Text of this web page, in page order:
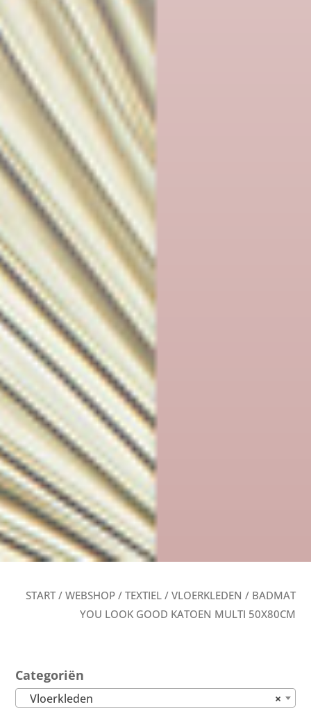
START/ WEBSHOP/ TEXTIEL/ VLOERKLEDEN / BADMAT
YOU LOOK GOOD KATOEN MULTI 50X80CM
Categoriën
×
Vloerkleden